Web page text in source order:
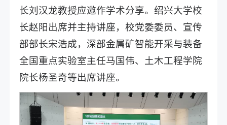
长刘汉龙教授应邀作学术分享。绍兴大学校
长赵阳出席并主持讲座，校党委委员、宣传
部部长宋浩成，深部金属矿智能开采与装备
全国重点实验室主任马国伟、土木工程学院
院长杨圣奇等出席讲座。